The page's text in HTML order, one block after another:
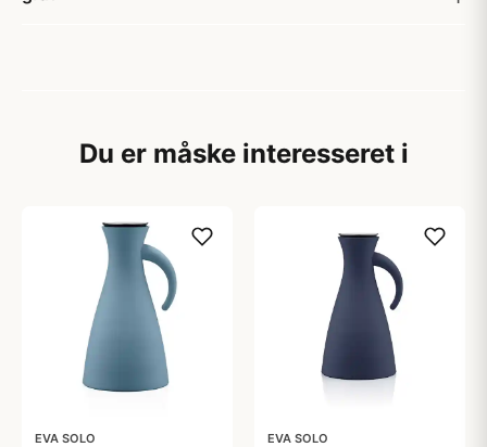
Du er måske interesseret i
EVA SOLO EVA SOLO